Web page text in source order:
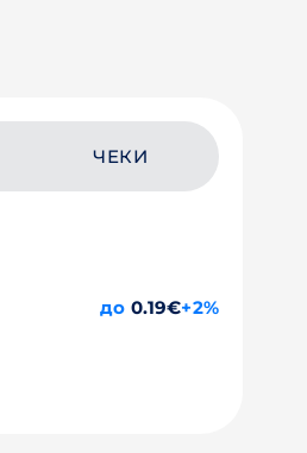
ЧЕКИ
до 0.19€+2%